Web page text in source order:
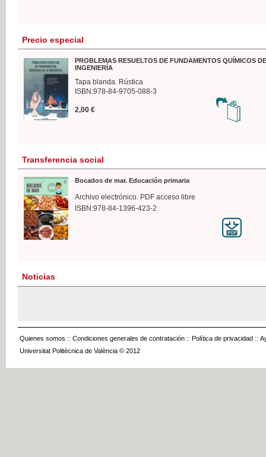
Precio especial
PROBLEMAS RESUELTOS DE FUNDAMENTOS QUÍMICOS
INGENIERÍA
Tapa blanda. Rústica
ISBN:978-84-9705-088-3
2,00 €
Transferencia social
Bocados de mar. Educación primaria
Archivo electrónico. PDF acceso libre
ISBN:978-84-1396-423-2
Noticias
Quienes somos :: Condiciones generales de contratación :: Política de privacidad ::
Universitat Politècnica de València © 2012